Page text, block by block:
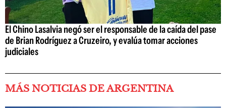
El Chino Lasalvia negó ser el responsable de la caída del pase
de Brian Rodríguez a Cruzeiro, y evalúa tomar acciones
judiciales
MÁS NOTICIAS DE ARGENTINA